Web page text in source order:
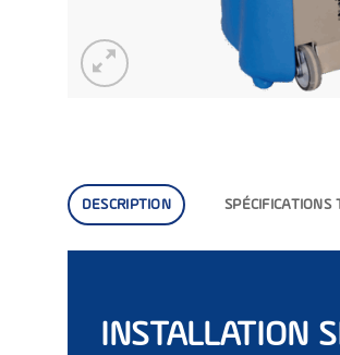
DESCRIPTION SPÉCIFICATIONS
INSTALLATION